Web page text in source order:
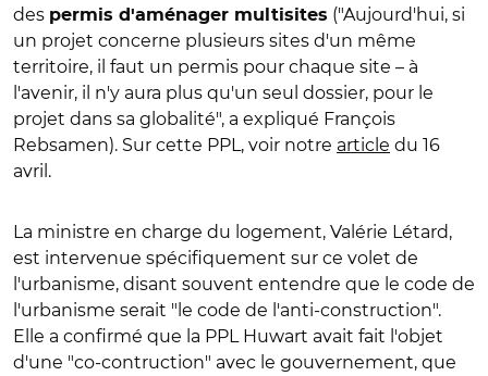
des permis d'aménager multisites ("Aujourd'hui, si
un projet concerne plusieurs sites d'un même
territoire, il faut un permis pour chaque site – à
l'avenir, il n'y aura plus qu'un seul dossier, pour le
projet dans sa globalité", a expliqué François
Rebsamen). Sur cette PPL, voir notre article du 16
avril.
La ministre en charge du logement, Valérie Létard,
est intervenue spécifiquement sur ce volet de
l'urbanisme, disant souvent entendre que le code de
l'urbanisme serait "le code de l'anti-construction".
Elle a confirmé que la PPL Huwart avait fait l'objet
d'une "co-contruction" avec le gouvernement, que